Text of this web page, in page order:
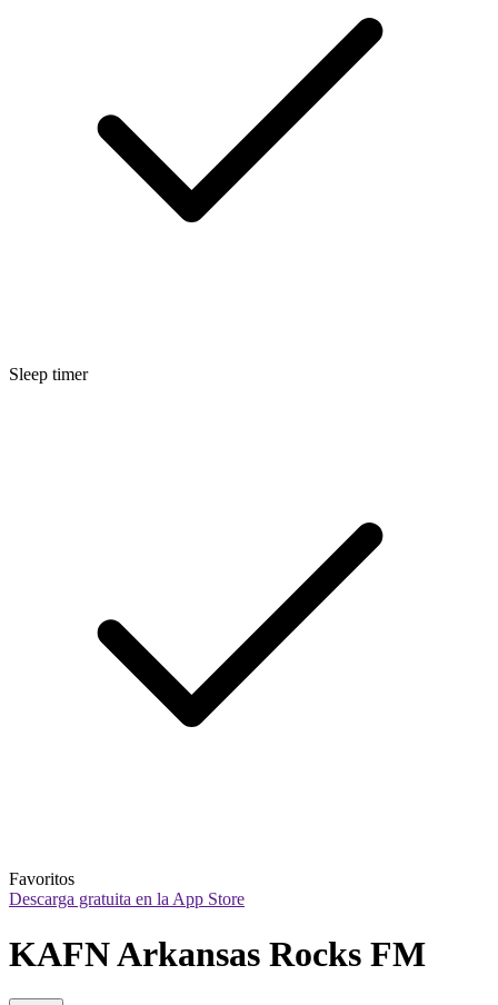
Sleep timer
Favoritos
Descarga gratuita en la App Store
KAFN Arkansas Rocks FM